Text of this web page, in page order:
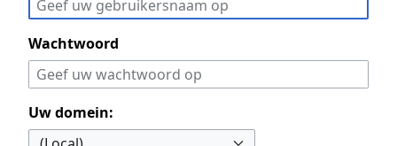
Wachtwoord
Uw domein: